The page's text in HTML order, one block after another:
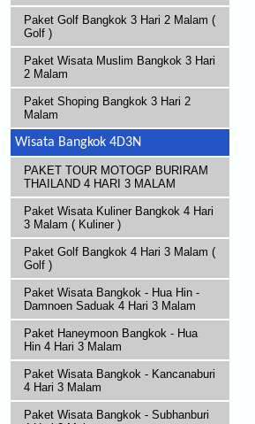
Paket Golf Bangkok 3 Hari 2 Malam (
Golf )
Paket Wisata Muslim Bangkok 3 Hari
2 Malam
Paket Shoping Bangkok 3 Hari 2
Malam
Wisata Bangkok 4D3N
PAKET TOUR MOTOGP BURIRAM
THAILAND 4 HARI 3 MALAM
Paket Wisata Kuliner Bangkok 4 Hari
3 Malam ( Kuliner )
Paket Golf Bangkok 4 Hari 3 Malam (
Golf )
Paket Wisata Bangkok - Hua Hin -
Damnoen Saduak 4 Hari 3 Malam
Paket Haneymoon Bangkok - Hua
Hin 4 Hari 3 Malam
Paket Wisata Bangkok - Kancanaburi
4 Hari 3 Malam
Paket Wisata Bangkok - Subhanburi